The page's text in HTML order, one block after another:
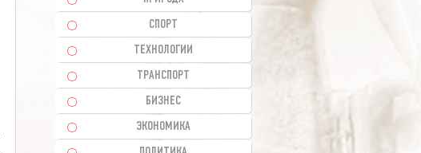
СПОРТ
ТЕХНОЛОГИИ
ТРАНСПОРТ
БИЗНЕС
ЭКОНОМИКА